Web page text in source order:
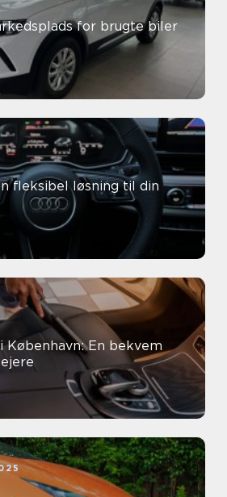
for brugte biler
fleksibel løsning til din
København: En bekvem